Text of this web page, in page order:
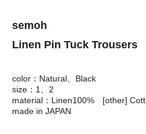
semoh
Linen Pin Tuck Trousers
color：Natural、Black
size：1、2
material：Linen100% [other]
made in JAPAN